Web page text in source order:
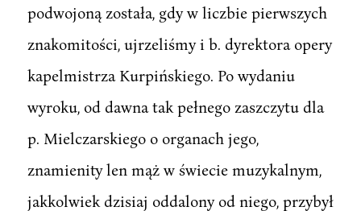
podwojoną została, gdy w liczbie pierwszych
znakomitości, ujrzeliśmy i b. dyrektora opery
kapelmistrza Kurpińskiego. Po wydaniu
wyroku, od dawna tak pełnego zaszczytu dla
p. Mielczarskiego o organach jego,
znamienity len mąż w świecie muzykalnym,
jakkolwiek dzisiaj oddalony od niego, przybył